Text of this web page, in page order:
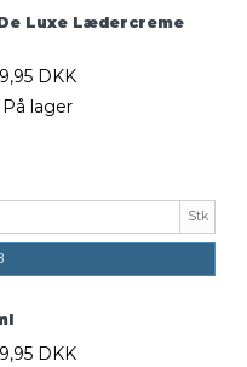
Luxe Lædercreme
DKK
På lager
Stk
DKK